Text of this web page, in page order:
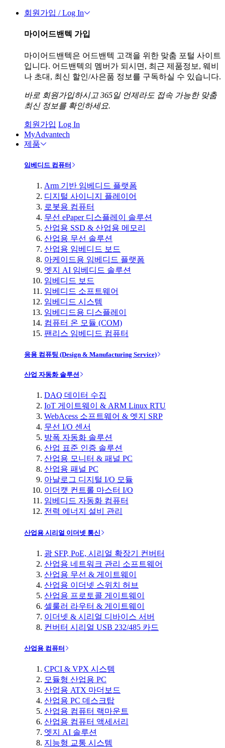
회원가입 / Log In
마이어드밴텍 가입
마이어드밴텍은 어드밴텍 고객을 위한 맞춤 포털 사이트
입니다. 어드밴텍의 멤버가 되시면, 최근 제품정보, 웨비
나 초대, 최신 할인/사은품 정보를 구독하실 수 있습니다.
바로 회원가입하시고 365일 언제라도 접속 가능한 맞춤
최신 정보를 확인하세요.
회원가입 Log In
MyAdvantech
제품
임베디드 컴퓨터
Arm 기반 임베디드 플랫폼
디지털 사이니지 플레이어
로봇용 컴퓨터
무선 ePaper 디스플레이 솔루션
산업용 SSD & 산업용 메모리
산업용 무선 솔루션
산업용 임베디드 보드
아케이드용 임베디드 플랫폼
엣지 AI 임베디드 솔루션
임베디드 보드
임베디드 소프트웨어
임베디드 시스템
임베디드용 디스플레이
컴퓨터 온 모듈 (COM)
팬리스 임베디드 컴퓨터
응용 컴퓨팅 (Design & Manufacturing Service)
산업 자동화 솔루션
DAQ 데이터 수집
IoT 게이트웨이 & ARM Linux RTU
WebAcess 소프트웨어 & 엣지 SRP
무선 I/O 센서
방폭 자동화 솔루션
산업 표준 인증 솔루션
산업용 모니터 & 패널 PC
산업용 패널 PC
아날로그 디지털 I/O 모듈
이더캣 컨트롤 마스터 I/O
임베디드 자동화 컴퓨터
전력 에너지 설비 관리
산업용 시리얼 이더넷 통신
광 SFP, PoE, 시리얼 확장기 컨버터
산업용 네트워크 관리 소프트웨어
산업용 무선 & 게이트웨이
산업용 이더넷 스위치 허브
산업용 프로토콜 게이트웨이
셀룰러 라우터 & 게이트웨이
이더넷 & 시리얼 디바이스 서버
컨버터 시리얼 USB 232/485 카드
산업용 컴퓨터
CPCI & VPX 시스템
모듈형 산업용 PC
산업용 ATX 마더보드
산업용 PC 데스크탑
산업용 컴퓨터 랙마운트
산업용 컴퓨터 액세서리
엣지 AI 솔루션
지능형 교통 시스템